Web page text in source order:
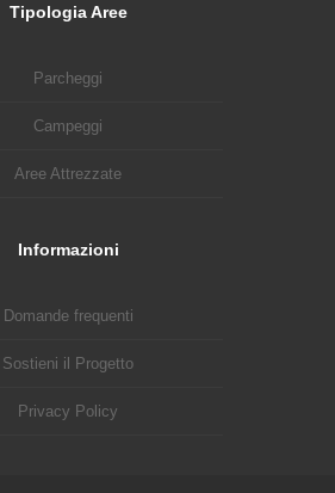
Tipologia Aree
Parcheggi
Campeggi
Aree Attrezzate
Informazioni
Domande frequenti
Sostieni il Progetto
Privacy Policy